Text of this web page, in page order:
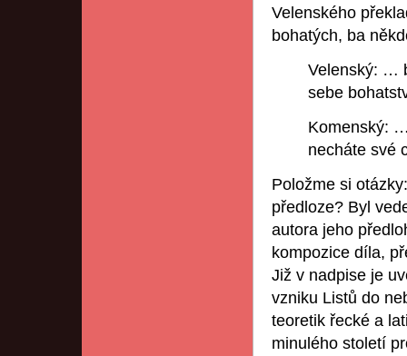
Velenského
bohatých, ba
Velenský: …
sebe
Komenský:
necháte své
Položme si
předloze? Byl
autora jeho
kompozice díla,
Již v nadpise je
vzniku Listů do
teoretik řecké a
minulého století